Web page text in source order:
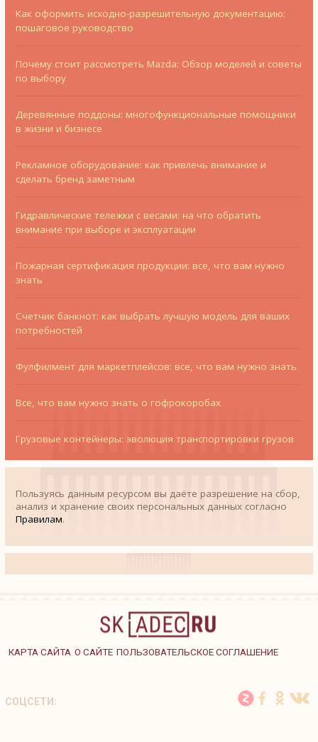
Как оформить исходно-разрешительную документацию:
пошаговое руководство
Почему стоит рассмотреть Mazda: Обзор моделей и советы
по выбору
Деревянные поддоны: многофункциональные помощники
в жизни и бизнесе
Рекламное оборудование: как привлечь внимание и
сделать бренд заметным
Гидравлические тележки с весами: на что обратить
внимание при выборе и эксплуатации
Пожарная сертификация продукции: все, что вам нужно
знать
Счетчик банкнот: как выбрать лучшую модель для ваших
потребностей
Фулфилмент для маркетплейсов: все, что вам нужно знать
Все, что вам нужно знать о гофрокоробах
Грузовые контейнеры: эволюция транспортировки грузов
Пользуясь данным ресурсом вы даёте разрешение на сбор,
анализ и хранение своих персональных данных согласно
Правилам.
КАРТА САЙТА О САЙТЕ ПОЛЬЗОВАТЕЛЬСКОЕ СОГЛАШЕНИЕ
СОЦСЕТИ: